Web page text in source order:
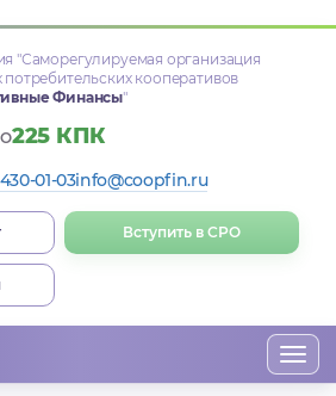
"Саморегулируемая организация
потребительских кооперативов
Финансы"
225 КПК
01-03info@coopfin.ru
Вступить в СРО